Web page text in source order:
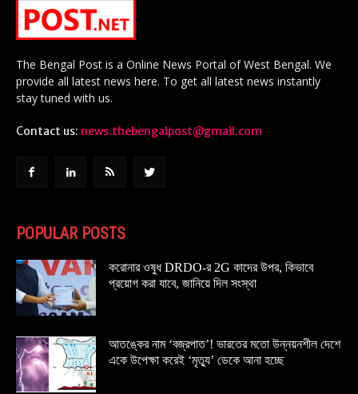
The Bengal Post is a Online News Portal of West Bengal. We
provide all latest news here. To get all latest news instantly
stay tuned with us.
Contact us: news.thebengalpost@gmail.com
POPULAR POSTS
করোনার ওষুধ DRDO-র 2G কাদের উপর, কিভাবে
প্রয়োগ করা যাবে, জানিয়ে দিল সংস্থা
আতঙ্কের নাম ‘বজ্রপাত’! ভারতের মতো উন্নয়নশীল দেশে
একে উপেক্ষা করেই ‘মৃত্যু’ ডেকে আনা হচ্ছে